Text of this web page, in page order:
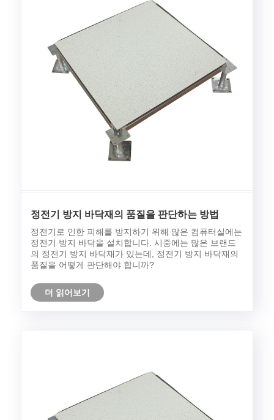
정전기 방지 바닥재의 품질을 판단하는 방법
정전기로 인한 피해를 방지하기 위해 많은 컴퓨터실에는
정전기 방지 바닥을 설치합니다. 시중에는 많은 브랜드
의 정전기 방지 바닥재가 있는데, 정전기 방지 바닥재의
품질을 어떻게 판단해야 합니까?
더 읽어보기